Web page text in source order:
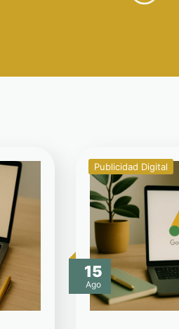
15
Ago
Publicidad Digital